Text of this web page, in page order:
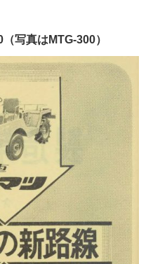
写真はMTG-300）